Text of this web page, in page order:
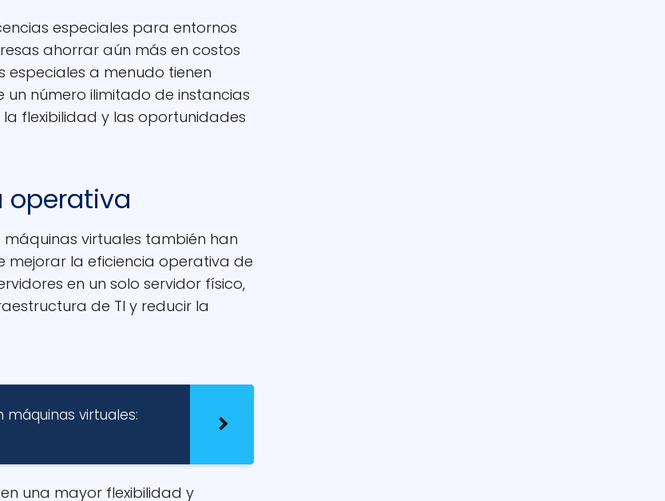
especiales para entornos
ahorrar aún más en costos
especiales a menudo tienen
número ilimitado de instancias
flexibilidad y las oportunidades
operativa
virtuales también han
la eficiencia operativa de
en un solo servidor físico,
de TI y reducir la
virtuales:
una mayor flexibilidad y